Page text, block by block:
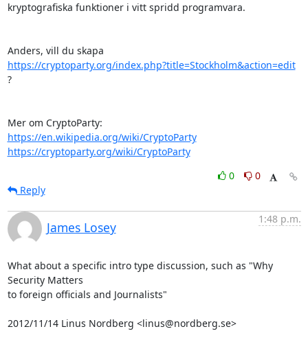
kryptografiska funktioner i vitt spridd programvara.
https://cryptoparty.org/index.php?title=Stockholm&action=edit
?
https://en.wikipedia.org/wiki/CryptoParty
https://cryptoparty.org/wiki/CryptoParty
0
0
Reply
James Losey
1:48 p.m.
What about a specific intro type discussion, such as "Why
Security Matters
to foreign officials and Journalists"
2012/11/14 Linus Nordberg <linus@nordberg.se>